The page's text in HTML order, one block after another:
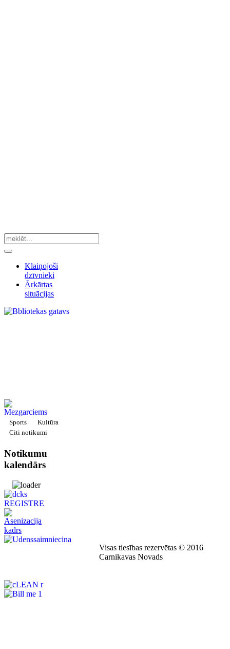
Klaiņojoši
dzīvnieki
Ārkārtas
situācijas
Sports
Kultūra
Citi notikumi
Notikumu
kalendārs
Visas tiesības rezervētas © 2016
Carnikavas Novads